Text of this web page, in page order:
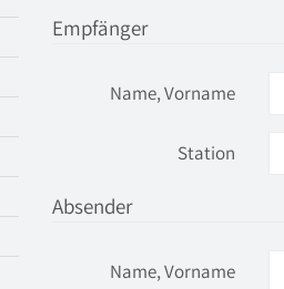
Empfänger
Name, Vorname
Station
Absender
Name, Vorname